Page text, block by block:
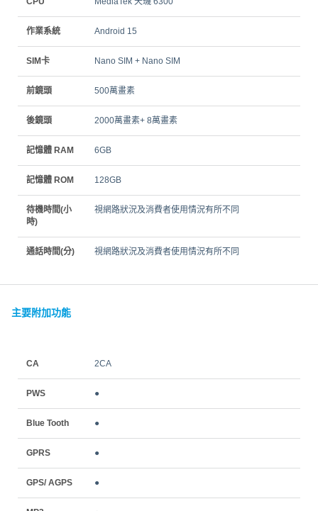
作業系統 Android 15
SIM卡 Nano SIM + Nano SIM
前鏡頭 500萬畫素
後鏡頭 2000萬畫素+ 8萬畫素
記憶體 RAM 6GB
記憶體 ROM 128GB
待機時間(小
時)
視網路狀況及消費者使用情況有所不同
通話時間(分) 視網路狀況及消費者使用情況有所不同
主要附加功能
CA 2CA
PWS ●
Blue Tooth ●
GPRS ●
GPS/ AGPS ●